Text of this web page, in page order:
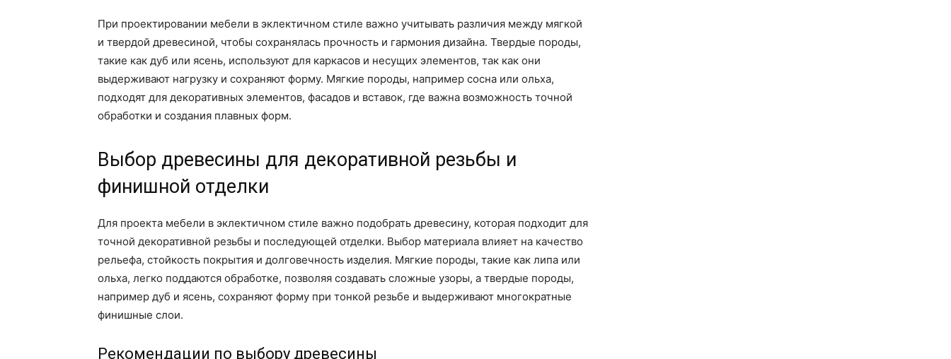
При проектировании мебели в эклектичном стиле важно учитывать различия между мягкой
и твердой древесиной, чтобы сохранялась прочность и гармония дизайна. Твердые породы,
такие как дуб или ясень, используют для каркасов и несущих элементов, так как они
выдерживают нагрузку и сохраняют форму. Мягкие породы, например сосна или ольха,
подходят для декоративных элементов, фасадов и вставок, где важна возможность точной
обработки и создания плавных форм.
Выбор древесины для декоративной резьбы и
финишной отделки
Для проекта мебели в эклектичном стиле важно подобрать древесину, которая подходит для
точной декоративной резьбы и последующей отделки. Выбор материала влияет на качество
рельефа, стойкость покрытия и долговечность изделия. Мягкие породы, такие как липа или
ольха, легко поддаются обработке, позволяя создавать сложные узоры, а твердые породы,
например дуб и ясень, сохраняют форму при тонкой резьбе и выдерживают многократные
финишные слои.
Рекомендации по выбору древесины